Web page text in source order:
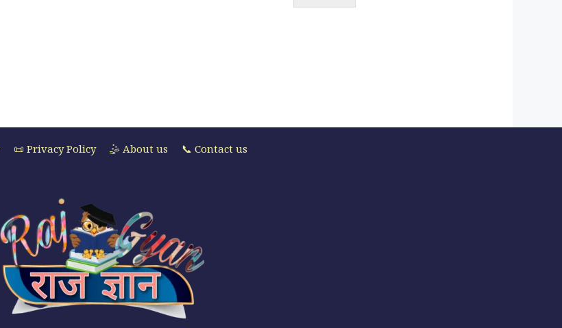
📜 Privacy Policy 🤹 About us 📞 Contact us